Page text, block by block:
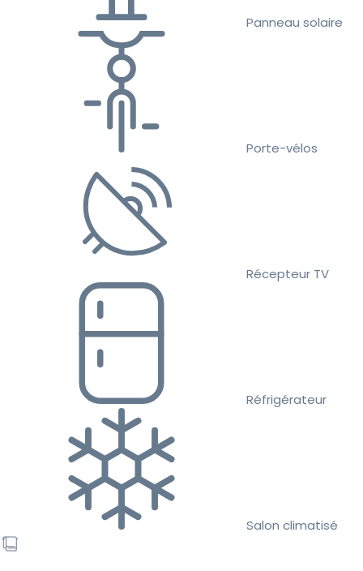
Panneau solaire
Porte-vélos
Récepteur TV
Réfrigérateur
Salon climatisé